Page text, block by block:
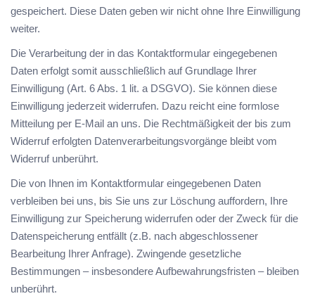
gespeichert. Diese Daten geben wir nicht ohne Ihre Einwilligung
weiter.
Die Verarbeitung der in das Kontaktformular eingegebenen
Daten erfolgt somit ausschließlich auf Grundlage Ihrer
Einwilligung (Art. 6 Abs. 1 lit. a DSGVO). Sie können diese
Einwilligung jederzeit widerrufen. Dazu reicht eine formlose
Mitteilung per E-Mail an uns. Die Rechtmäßigkeit der bis zum
Widerruf erfolgten Datenverarbeitungsvorgänge bleibt vom
Widerruf unberührt.
Die von Ihnen im Kontaktformular eingegebenen Daten
verbleiben bei uns, bis Sie uns zur Löschung auffordern, Ihre
Einwilligung zur Speicherung widerrufen oder der Zweck für die
Datenspeicherung entfällt (z.B. nach abgeschlossener
Bearbeitung Ihrer Anfrage). Zwingende gesetzliche
Bestimmungen – insbesondere Aufbewahrungsfristen – bleiben
unberührt.